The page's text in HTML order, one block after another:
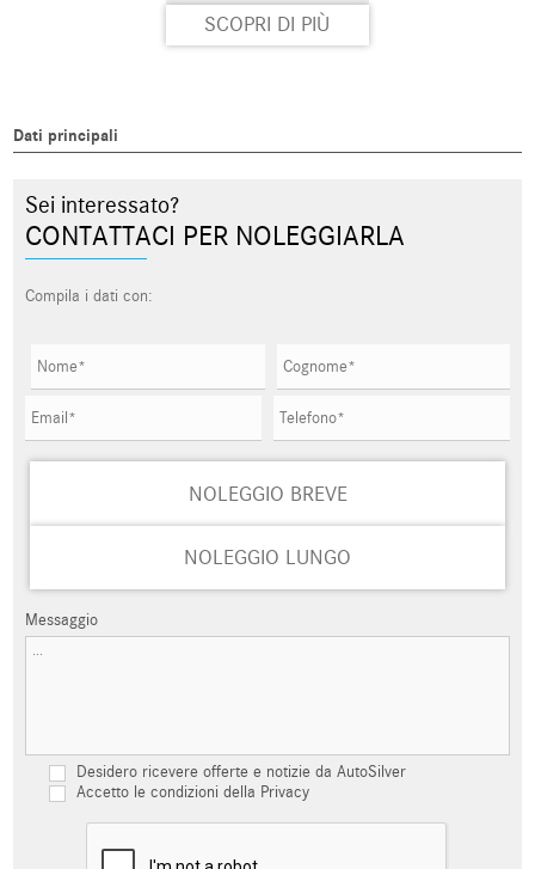
SCOPRI DI PIÙ
Dati principali
Sei interessato?
CONTATTACI PER NOLEGGIARLA
Compila i dati con:
NOLEGGIO BREVE
NOLEGGIO LUNGO
Messaggio
Desidero ricevere offerte e notizie da AutoSilver
Accetto le condizioni della Privacy